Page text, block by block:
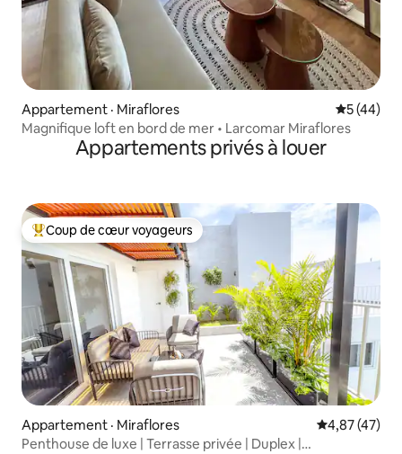
Appartement · Miraflores Note
5 (44)
Magnifique loft en bord de mer • Larcomar Miraflores
Appartements privés à louer
Coup de cœur voyageurs parmi les plus aimés
Coup de cœur voyageurs
Appartement · Miraflores Note
4,87 (47)
Penthouse de luxe | Terrasse privée | Duplex |